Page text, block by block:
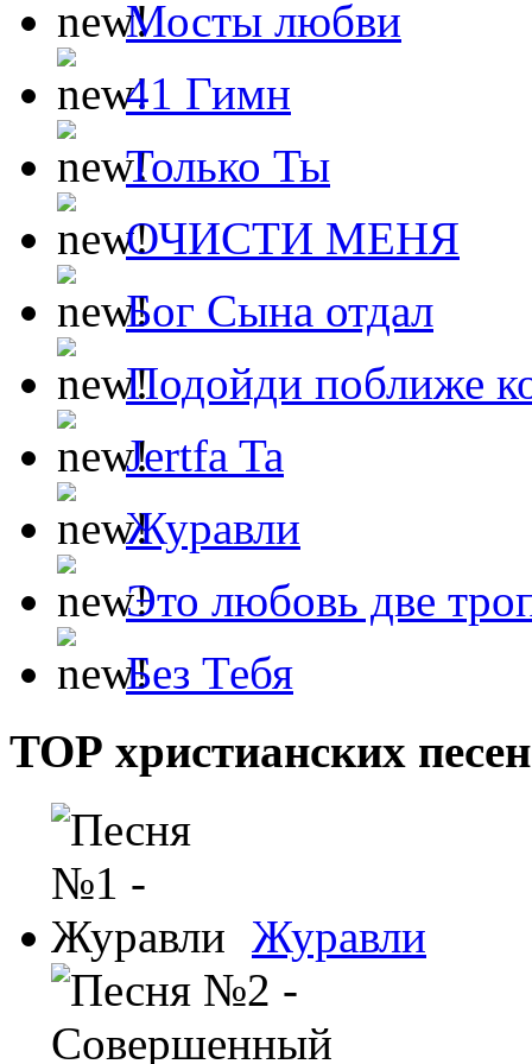
Мосты любви
41 Гимн
Только Ты
ОЧИСТИ МЕНЯ
Бог Сына отдал
Подойди поближе
Jertfa Ta
Журавли
Это любовь две
Без Тебя
ТОР христианских песен
Журавли